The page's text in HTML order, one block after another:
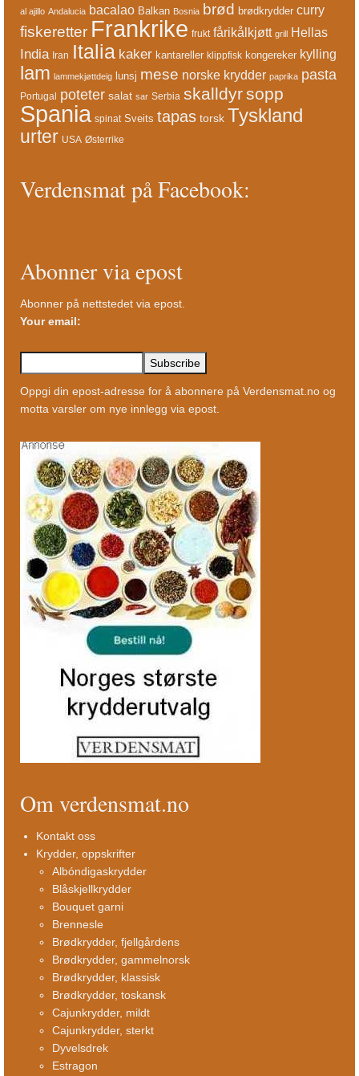
al ajillo Andalucia bacalao Balkan Bosnia brød brødkrydder curry
fiskeretter Frankrike frukt fårikålkjøtt grill Hellas
India Iran Italia kaker kantareller klippfisk kongereker kylling
lam lammekjøttdeig lunsj mese norske krydder paprika pasta
Portugal poteter salat sar Serbia skalldyrsopp
Spania spinat Sveits tapas torsk Tyskland
urter USA Østerrike
Verdensmat på Facebook:
Abonner via epost
Abonner på nettstedet via epost.
Your email:
Oppgi din epost-adresse for å abonnere på Verdensmat.no og
motta varsler om nye innlegg via epost.
Om verdensmat.no
Kontakt oss
Krydder, oppskrifter
Albóndigaskrydder
Blåskjellkrydder
Bouquet garni
Brennesle
Brødkrydder, fjellgårdens
Brødkrydder, gammelnorsk
Brødkrydder, klassisk
Brødkrydder, toskansk
Cajunkrydder, mildt
Cajunkrydder, sterkt
Dyvelsdrek
Estragon